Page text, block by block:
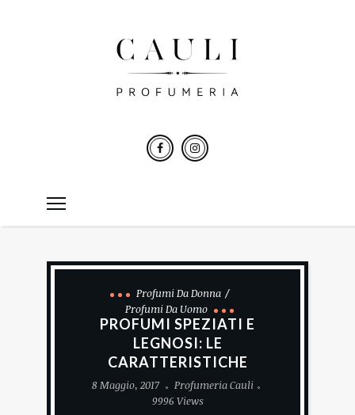
Profumi Da Donna
Profumi Da Uomo
PROFUMI SPEZIATI E
LEGNOSI: LE
CARATTERISTICHE
8 Maggio, 2017
Profumeria Cauli
9996 Views